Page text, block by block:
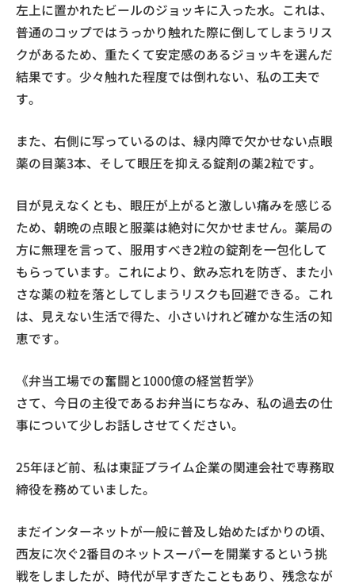
左上に置かれたビールのジョッキに入った水。これは、
普通のコップではうっかり触れた際に倒してしまうリス
クがあるため、重たくて安定感のあるジョッキを選んだ
結果です。少々触れた程度では倒れない、私の工夫で
す。
また、右側に写っているのは、緑内障で欠かせない点眼
薬の目薬3本、そして眼圧を抑える錠剤の薬2粒です。
目が見えなくとも、眼圧が上がると激しい痛みを感じる
ため、朝晩の点眼と服薬は絶対に欠かせません。薬局の
方に無理を言って、服用すべき2粒の錠剤を一包化して
もらっています。これにより、飲み忘れを防ぎ、また小
さな薬の粒を落としてしまうリスクも回避できる。これ
は、見えない生活で得た、小さいけれど確かな生活の知
恵です。
《弁当工場での奮闘と1000億の経営哲学》
さて、今日の主役であるお弁当にちなみ、私の過去の仕
事について少しお話しさせてください。
25年ほど前、私は東証プライム企業の関連会社で専務取
締役を務めていました。
まだインターネットが一般に普及し始めたばかりの頃、
西友に次ぐ2番目のネットスーパーを開業するという挑
戦をしましたが、時代が早すぎたこともあり、残念なが